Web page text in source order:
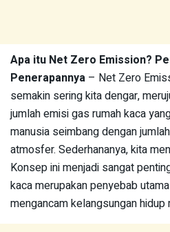
Apa itu Net Zero Emission?
Penerapannya – Net Zero
semakin sering kita dengar,
jumlah emisi gas rumah kaca
manusia seimbang dengan
atmosfer. Sederhananya, kita
Konsep ini menjadi sangat
kaca merupakan penyebab
mengancam kelangsungan hidup